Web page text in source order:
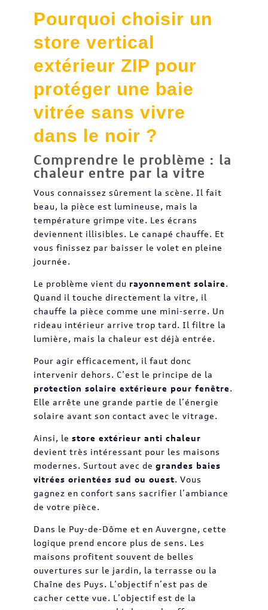
Pourquoi choisir un
store vertical
extérieur ZIP pour
protéger une baie
vitrée sans vivre
dans le noir ?
Comprendre le problème : la
chaleur entre par la vitre
Vous connaissez sûrement la scène. Il fait
beau, la pièce est lumineuse, mais la
température grimpe vite. Les écrans
deviennent illisibles. Le canapé chauffe. Et
vous finissez par baisser le volet en pleine
journée.
Le problème vient du rayonnement solaire.
Quand il touche directement la vitre, il
chauffe la pièce comme une mini-serre. Un
rideau intérieur arrive trop tard. Il filtre la
lumière, mais la chaleur est déjà entrée.
Pour agir efficacement, il faut donc
intervenir dehors. C’est le principe de la
protection solaire extérieure pour fenêtre.
Elle arrête une grande partie de l’énergie
solaire avant son contact avec le vitrage.
Ainsi, le store extérieur anti chaleur
devient très intéressant pour les maisons
modernes. Surtout avec de grandes baies
vitrées orientées sud ou ouest. Vous
gagnez en confort sans sacrifier l’ambiance
de votre pièce.
Dans le Puy-de-Dôme et en Auvergne, cette
logique prend encore plus de sens. Les
maisons profitent souvent de belles
ouvertures sur le jardin, la terrasse ou la
Chaîne des Puys. L’objectif n’est pas de
cacher cette vue. L’objectif est de la